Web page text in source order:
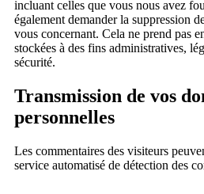
incluant celles que vous nous avez
également demander la suppression
vous concernant. Cela ne prend pas
stockées à des fins administratives,
sécurité.
Transmission de vos
personnelles
Les commentaires des visiteurs
service automatisé de détection des